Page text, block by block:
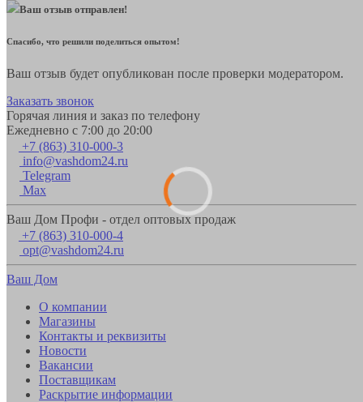
Ваш отзыв отправлен!
Спасибо, что решили поделиться опытом!
Ваш отзыв будет опубликован после проверки модератором.
Заказать звонок
Горячая линия и заказ по телефону
Ежедневно с 7:00 до 20:00
+7 (863) 310-000-3
info@vashdom24.ru
Telegram
Max
Ваш Дом Профи - отдел оптовых продаж
+7 (863) 310-000-4
opt@vashdom24.ru
Ваш Дом
О компании
Магазины
Контакты и реквизиты
Новости
Вакансии
Поставщикам
Раскрытие информации